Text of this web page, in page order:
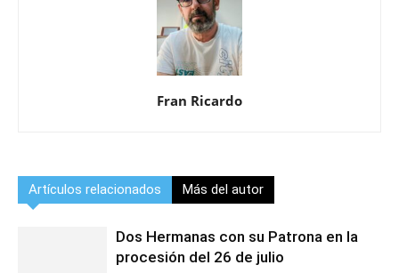
Fran Ricardo
Artículos relacionados Más del autor
Dos Hermanas con su Patrona en la
procesión del 26 de julio